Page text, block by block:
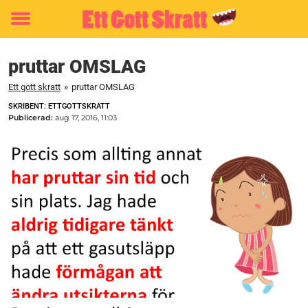
Toggle
pruttar OMSLAG
Ett gott skratt » pruttar OMSLAG
SKRIBENT: ETTGOTTSKRATT
Publicerad: aug 17, 2016, 11:03